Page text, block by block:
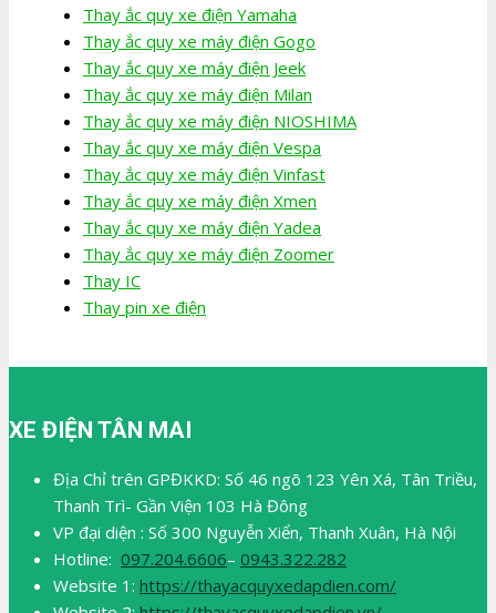
Thay ắc quy xe điện Yamaha
Thay ắc quy xe máy điện Gogo
Thay ắc quy xe máy điện Jeek
Thay ắc quy xe máy điện Milan
Thay ắc quy xe máy điện NIOSHIMA
Thay ắc quy xe máy điện Vespa
Thay ắc quy xe máy điện Vinfast
Thay ắc quy xe máy điện Xmen
Thay ắc quy xe máy điện Yadea
Thay ắc quy xe máy điện Zoomer
Thay IC
Thay pin xe điện
XE ĐIỆN TÂN MAI
Địa Chỉ trên GPĐKKD: Số 46 ngõ 123 Yên Xá, Tân Triều,
Thanh Trì- Gần Viện 103 Hà Đông
VP đại diện : Số 300 Nguyễn Xiển, Thanh Xuân, Hà Nội
Hotline: 097.204.6606– 0943.322.282
Website 1: https://thayacquyxedapdien.com/